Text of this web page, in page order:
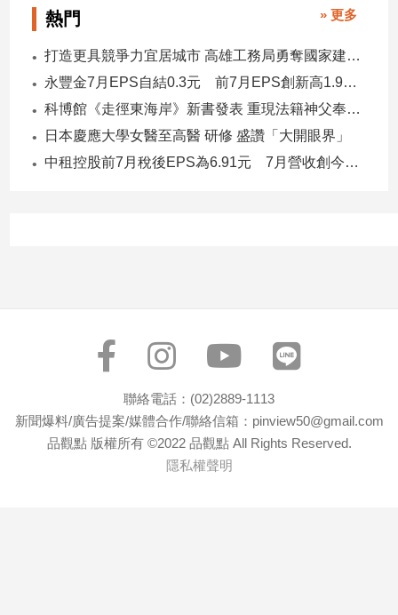
熱門 » 更多
打造更具競爭力宜居城市 高雄工務局勇奪國家建築界9大獎
永豐金7月EPS自結0.3元 前7月EPS創新高1.96元！
科博館《走徑東海岸》新書發表 重現法籍神父奉獻足跡與歷史日記
日本慶應大學女醫至高醫 研修 盛讚「大開眼界」
中租控股前7月稅後EPS為6.91元 7月營收創今年新高
聯絡電話：(02)2889-1113
新聞爆料/廣告提案/媒體合作/聯絡信箱：pinview50@gmail.com
品觀點 版權所有 ©2022 品觀點 All Rights Reserved.
隱私權聲明